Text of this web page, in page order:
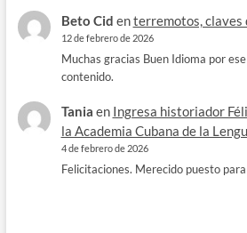
Beto Cid enterremotos, claves
12 de febrero de 2026
Muchas gracias Buen Idioma por
contenido.
Tania en Ingresa historiador
la Academia Cubana de la
4 de febrero de 2026
Felicitaciones. Merecido puesto